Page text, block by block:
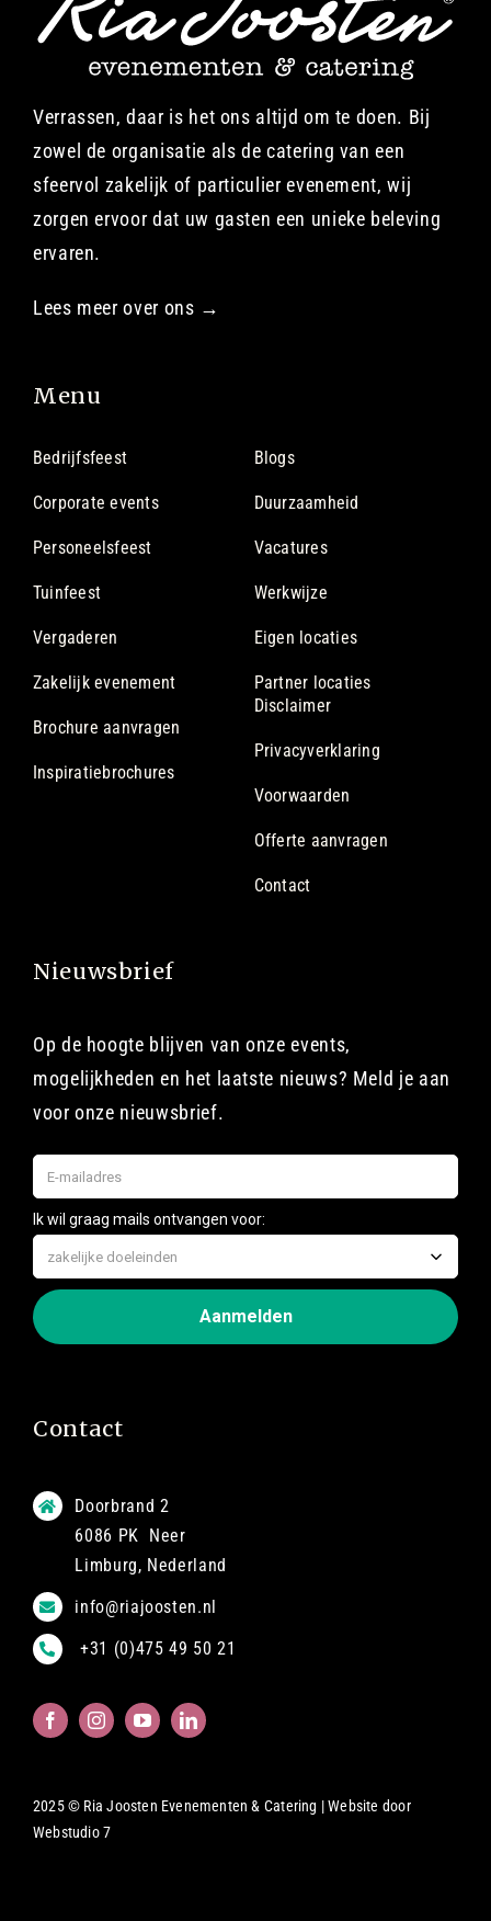
Verrassen, daar is het ons altijd om te doen. Bij
zowel de organisatie als de catering van een
sfeervol zakelijk of particulier evenement, wij
zorgen ervoor dat uw gasten een unieke beleving
ervaren.
Lees meer over ons →
Menu
Bedrijfsfeest
Corporate events
Personeelsfeest
Tuinfeest
Vergaderen
Zakelijk evenement
Brochure aanvragen
Inspiratiebrochures
Blogs
Duurzaamheid
Vacatures
Werkwijze
Eigen locaties
Partner locaties
Disclaimer
Privacyverklaring
Voorwaarden
Offerte aanvragen
Contact
Nieuwsbrief
Op de hoogte blijven van onze events,
mogelijkheden en het laatste nieuws? Meld je aan
voor onze nieuwsbrief.
Contact
Doorbrand 2
6086 PK Neer
Limburg, Nederland
info@riajoosten.nl
+31 (0)475 49 50 21
2025 © Ria Joosten Evenementen & Catering | Website door
Webstudio 7